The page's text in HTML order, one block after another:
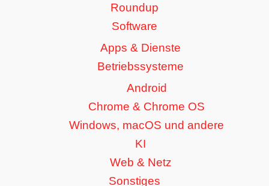
Roundup
Software
Apps & Dienste
Betriebssysteme
Android
Chrome & Chrome OS
Windows, macOS und andere
KI
Web & Netz
Sonstiges